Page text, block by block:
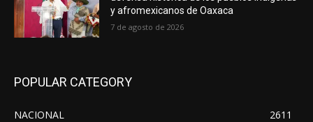
y afromexicanos de Oaxaca
7 de agosto de 2026
POPULAR CATEGORY
NACIONAL
2611